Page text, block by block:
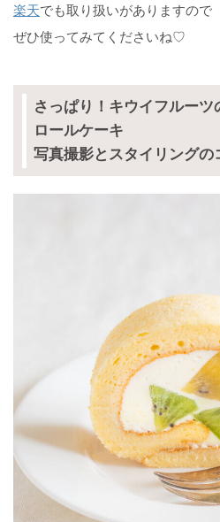
楽天でも取り扱いがありますので
ぜひ使ってみてくださいね♡
さっぱり！キウイフルー
ロールケーキ
写真撮影とスタイリングの